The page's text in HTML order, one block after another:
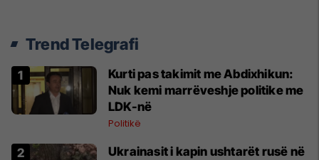
Trend Telegrafi
Kurti pas takimit me Abdixhikun:
Nuk kemi marrëveshje politike me
LDK-në
Politikë
Ukrainasit i kapin ushtarët rusë në